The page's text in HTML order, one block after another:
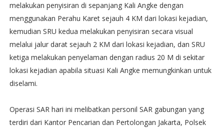
melakukan penyisiran di sepanjang Kali Angke dengan
menggunakan Perahu Karet sejauh 4 KM dari lokasi kejadian,
kemudian SRU kedua melakukan penyisiran secara visual
melalui jalur darat sejauh 2 KM dari lokasi kejadian, dan SRU
ketiga melakukan penyelaman dengan radius 20 M di sekitar
lokasi kejadian apabila situasi Kali Angke memungkinkan untuk
diselami.
Operasi SAR hari ini melibatkan personil SAR gabungan yang
terdiri dari Kantor Pencarian dan Pertolongan Jakarta, Polsek